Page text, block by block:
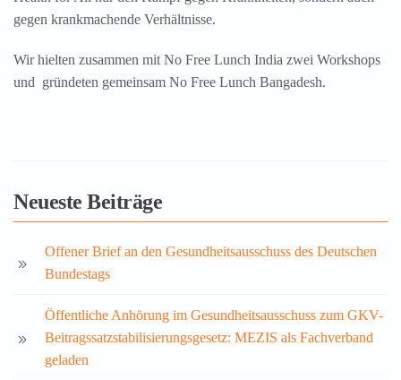
gegen krankmachende Verhältnisse.
Wir hielten zusammen mit No Free Lunch India zwei Workshops
und gründeten gemeinsam No Free Lunch Bangadesh.
Neueste Beiträge
Offener Brief an den Gesundheitsausschuss des Deutschen
Bundestags
Öffentliche Anhörung im Gesundheitsausschuss zum GKV-
Beitragssatzstabilisierungsgesetz: MEZIS als Fachverband
geladen